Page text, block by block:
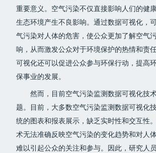
重要意义。空气污染不仅直接影响人们的健
生态环境产生不良影响。通过数据可视化，
气污染对人体的危害，使公众更加了解空气
响，从而激发公众对于环境保护的热情和责
可视化还可以促进公众参与环保行动，提高
保事业的发展。
然而，目前空气污染监测数据可视化技
题。目前，大多数空气污染监测数据可视化
统的图表和报表展示，缺乏实时性和交互性
术无法准确反映空气污染的变化趋势和对人
难以引起公众的关注和参与。因此，研究人